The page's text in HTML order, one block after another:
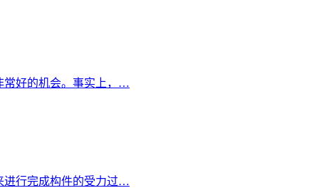
常好的机会。事实上，…
进行完成构件的受力过…